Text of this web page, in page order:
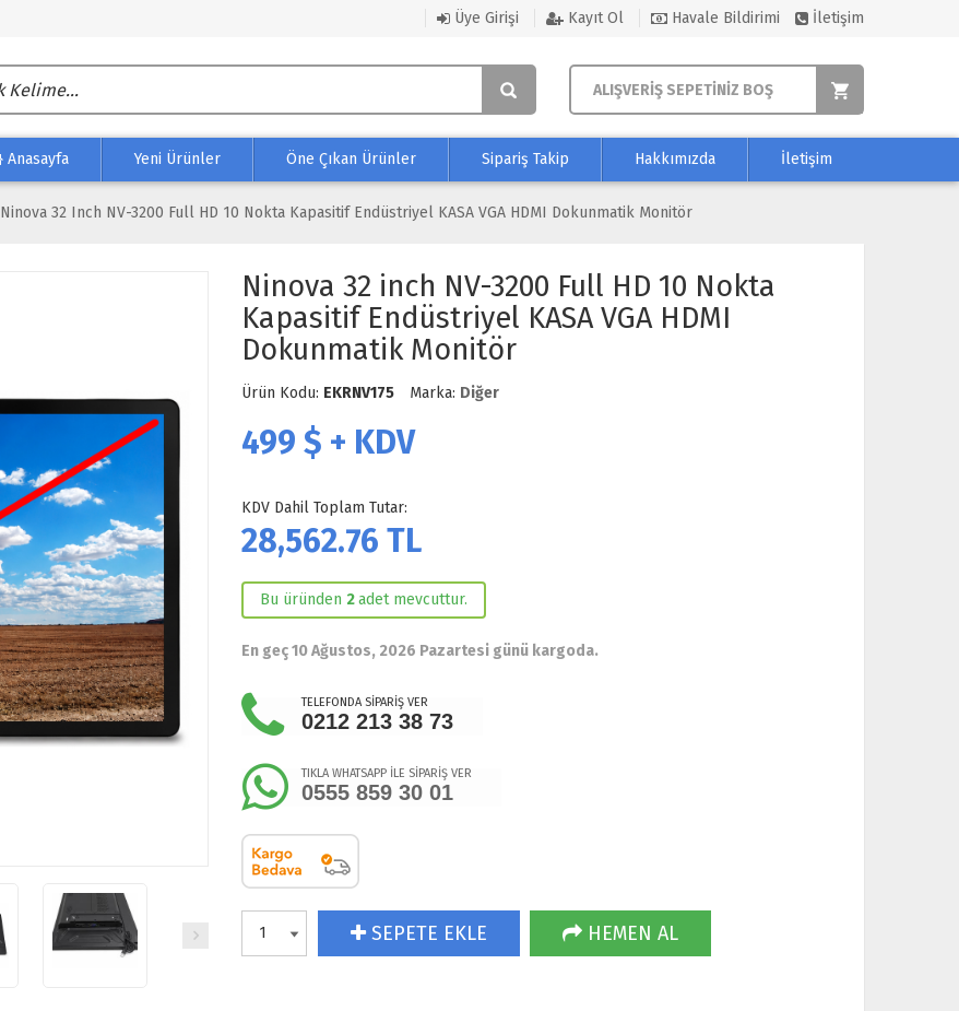
Üye Girişi Kayıt Ol Havale Bildirimi İletişim
ALIŞVERİŞ SEPETİNİZ BOŞ
Anasayfa Yeni Ürünler Öne Çıkan Ürünler Sipariş Takip Hakkımızda İletişim
Ninova 32 Inch NV-3200 Full HD 10 Nokta Kapasitif Endüstriyel KASA VGA HDMI Dokunmatik Monitör
Ninova 32 inch NV-3200 Full HD 10 Nokta
Kapasitif Endüstriyel KASA VGA HDMI
Dokunmatik Monitör
Ürün Kodu: EKRNV175 Marka: Diğer
499 $ + KDV
KDV Dahil Toplam Tutar:
28,562.76 TL
Bu üründen 2adet mevcuttur.
En geç 10 Ağustos, 2026 Pazartesi günü kargoda.
TELEFONDA SİPARİŞ VER
0212 213 38 73
TIKLA WHATSAPP İLE SİPARİŞ VER
0555 859 30 01
SEPETE EKLE HEMEN AL